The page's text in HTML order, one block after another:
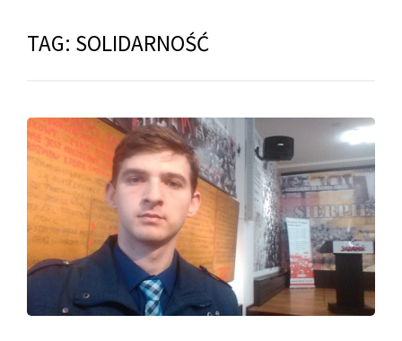
TAG: SOLIDARNOŚĆ